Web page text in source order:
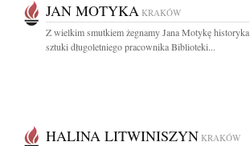
JAN MOTYKA KRAKÓW
Z wielkim smutkiem żegnamy Jana Motykę historyka
sztuki długoletniego pracownika Biblioteki...
HALINA LITWINISZYN KRAKÓW